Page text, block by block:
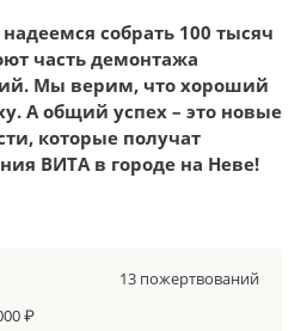
собрать 100 тысяч
часть демонтажа
Мы верим, что хороший
А общий успех – это новые
которые получат
ВИТА в городе на Неве!
13 пожертвований
₽